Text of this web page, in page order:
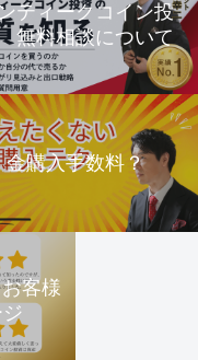
ティークコイン投
料相談について
金購入手数料？
客様